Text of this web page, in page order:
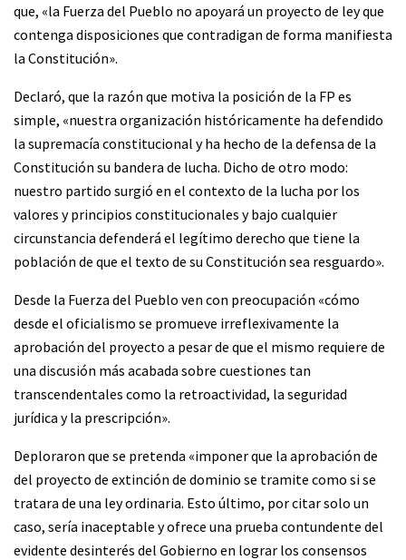
que, «la Fuerza del Pueblo no apoyará un proyecto de ley que
contenga disposiciones que contradigan de forma manifiesta
la Constitución».
Declaró, que la razón que motiva la posición de la FP es
simple, «nuestra organización históricamente ha defendido
la supremacía constitucional y ha hecho de la defensa de la
Constitución su bandera de lucha. Dicho de otro modo:
nuestro partido surgió en el contexto de la lucha por los
valores y principios constitucionales y bajo cualquier
circunstancia defenderá el legítimo derecho que tiene la
población de que el texto de su Constitución sea resguardo».
Desde la Fuerza del Pueblo ven con preocupación «cómo
desde el oficialismo se promueve irreflexivamente la
aprobación del proyecto a pesar de que el mismo requiere de
una discusión más acabada sobre cuestiones tan
transcendentales como la retroactividad, la seguridad
jurídica y la prescripción».
Deploraron que se pretenda «imponer que la aprobación de
del proyecto de extinción de dominio se tramite como si se
tratara de una ley ordinaria. Esto último, por citar solo un
caso, sería inaceptable y ofrece una prueba contundente del
evidente desinterés del Gobierno en lograr los consensos